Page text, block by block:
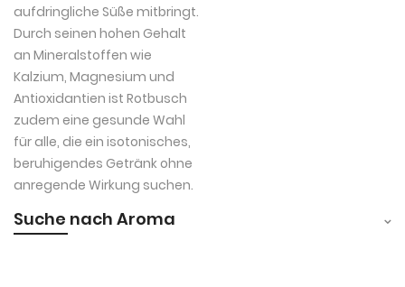
aufdringliche Süße mitbringt.
Durch seinen hohen Gehalt
an Mineralstoffen wie
Kalzium, Magnesium und
Antioxidantien ist Rotbusch
zudem eine gesunde Wahl
für alle, die ein isotonisches,
beruhigendes Getränk ohne
anregende Wirkung suchen.
Suche nach Aroma